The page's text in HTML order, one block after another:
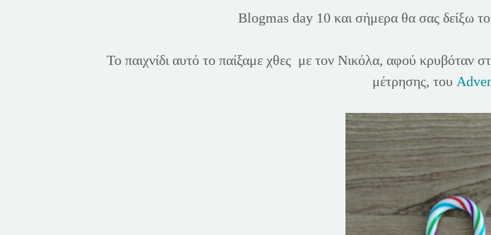
Blogmas day 10 και σήμερα θα σας δείξω
Το παιχνίδι αυτό το παίξαμε χθες με τον Νικόλα, αφού κρυβόταν
μέτρησης, του